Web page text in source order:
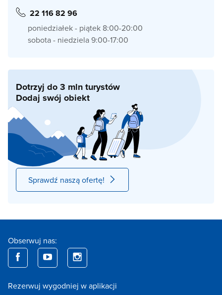
22 116 82 96
poniedziałek - piątek 8:00-20:00
sobota - niedziela 9:00-17:00
Dotrzyj do 3 mln turystów
Dodaj swój obiekt
Sprawdź naszą ofertę!
Obserwuj nas:
Rezerwuj wygodniej w aplikacji